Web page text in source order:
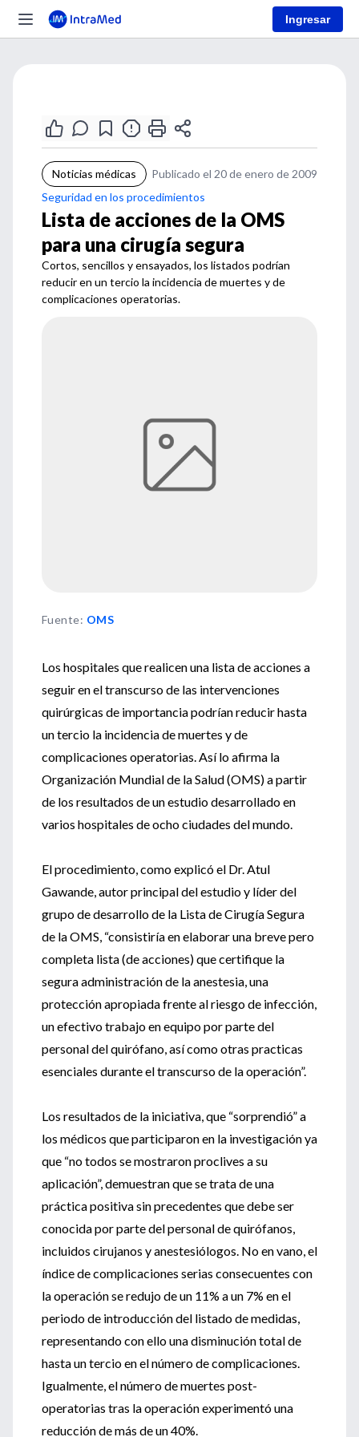
Ingresar
Noticias médicas
Publicado el 20 de enero de 2009
Seguridad en los procedimientos
Lista de acciones de la OMS
para una cirugía segura
Cortos, sencillos y ensayados, los listados podrían
reducir en un tercio la incidencia de muertes y de
complicaciones operatorias.
Fuente: OMS
Los hospitales que realicen una lista de acciones a
seguir en el transcurso de las intervenciones
quirúrgicas de importancia podrían reducir hasta
un tercio la incidencia de muertes y de
complicaciones operatorias. Así lo afirma la
Organización Mundial de la Salud (OMS) a partir
de los resultados de un estudio desarrollado en
varios hospitales de ocho ciudades del mundo.
El procedimiento, como explicó el Dr. Atul
Gawande, autor principal del estudio y líder del
grupo de desarrollo de la Lista de Cirugía Segura
de la OMS, “consistiría en elaborar una breve pero
completa lista (de acciones) que certifique la
segura administración de la anestesia, una
protección apropiada frente al riesgo de infección,
un efectivo trabajo en equipo por parte del
personal del quirófano, así como otras practicas
esenciales durante el transcurso de la operación”.
Los resultados de la iniciativa, que “sorprendió” a
los médicos que participaron en la investigación ya
que “no todos se mostraron proclives a su
aplicación”, demuestran que se trata de una
práctica positiva sin precedentes que debe ser
conocida por parte del personal de quirófanos,
incluidos cirujanos y anestesiólogos. No en vano, el
índice de complicaciones serias consecuentes con
la operación se redujo de un 11% a un 7% en el
periodo de introducción del listado de medidas,
representando con ello una disminución total de
hasta un tercio en el número de complicaciones.
Igualmente, el número de muertes post-
operatorias tras la operación experimentó una
reducción de más de un 40%.